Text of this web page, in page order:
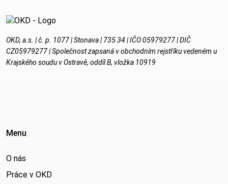
OKD, a.s. | č. p. 1077 | Stonava | 735 34 | IČO 05979277 | DIČ
CZ05979277 | Společnost zapsaná v obchodním rejstříku vedeném u
Krajského soudu v Ostravě, oddíl B, vložka 10919
Menu
O nás
Práce v OKD